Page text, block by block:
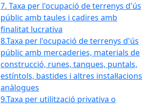
7. Taxa per l'ocupació de terrenys d'ús
públic amb taules i cadires amb
finalitat lucrativa
8.Taxa per l'ocupació de terrenys d'ús
públic amb mercaderies, materials de
construcció, runes, tanques, puntals,
estíntols, bastides i altres instal·lacions
anàlogues
9.Taxa per utilització privativa o